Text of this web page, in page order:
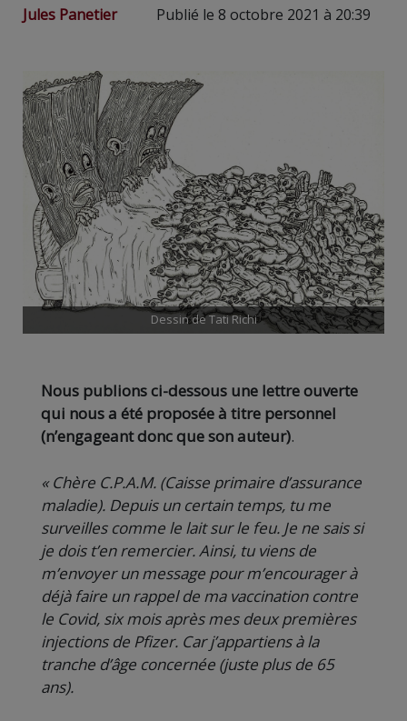
Jules Panetier Publié le 8 octobre 2021 à 20:39
Dessin de Tati Richi
Nous publions ci-dessous une lettre ouverte
qui nous a été proposée à titre personnel
(n’engageant donc que son auteur).
« Chère C.P.A.M. (Caisse primaire d’assurance
maladie). Depuis un certain temps, tu me
surveilles comme le lait sur le feu. Je ne sais si
je dois t’en remercier. Ainsi, tu viens de
m’envoyer un message pour m’encourager à
déjà faire un rappel de ma vaccination contre
le Covid, six mois après mes deux premières
injections de Pfizer. Car j’appartiens à la
tranche d’âge concernée (juste plus de 65
ans).